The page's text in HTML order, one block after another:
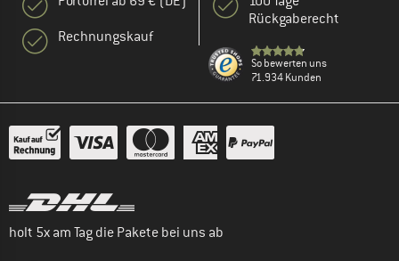
Rechnungskauf
Rückgaberecht
So bewerten uns
71.934 Kunden
holt 5x am Tag die Pakete bei uns ab